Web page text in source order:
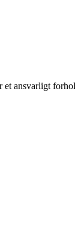
et ansvarligt